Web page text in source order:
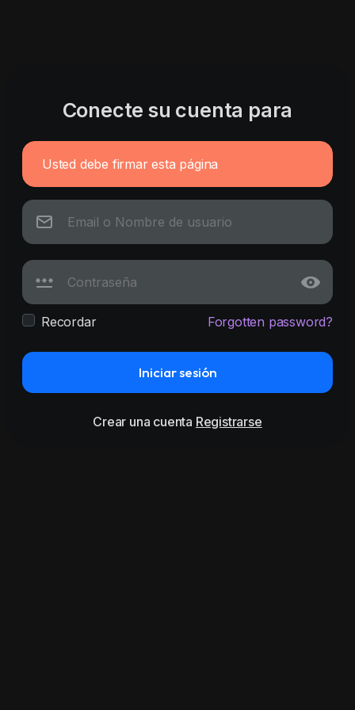
Conecte su cuenta para
Usted debe firmar esta página
Recordar Forgotten password?
Iniciar sesión
Crear una cuenta Registrarse